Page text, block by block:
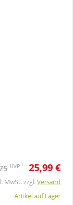
UVP 1 25,99 €
MwSt. zzgl.Versand
Artikel auf Lager